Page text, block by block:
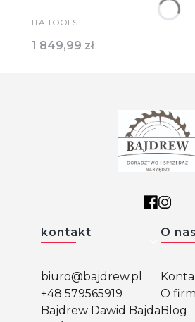
PRODUCENT
ITA TOOLS
Cena
1 849,99 zł
Linki
kontakt
biuro@bajdrew.pl
+48 579565919
Bajdrew Dawid Bajda
O nas
O
Blog